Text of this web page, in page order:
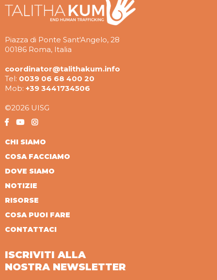
Piazza di Ponte Sant'Angelo, 28
00186 Roma, Italia
coordinator@talithakum.info
Tel: 0039 06 68 400 20
Mob: +39 3441734506
©2026 UISG
CHI SIAMO
COSA FACCIAMO
DOVE SIAMO
NOTIZIE
RISORSE
COSA PUOI FARE
CONTATTACI
ISCRIVITI ALLA
NOSTRA NEWSLETTER